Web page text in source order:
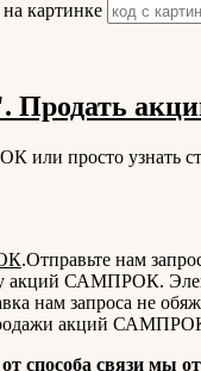
или просто узнать
.Отправьте нам
акций САМПРОК.
нам запроса не
акций
способа связи мы